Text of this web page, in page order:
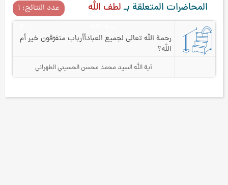
المحاضرات المتعلقة بـلطف الله عدد النتائج: ۱
رحمة الله تعالى لجميع العبادأأرباب متفرّقون خير أم
الله؟
آية الله السيد محمد محسن الحسيني الطهراني